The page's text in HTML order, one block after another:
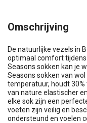
Omschrijving
De natuurlijke vezels in
optimaal comfort tijdens
Seasons sokken kan je
Seasons sokken van
temperatuur, houdt
van nature elastischer
elke sok zijn een
voeten zijn veilig en
ondersteund en voelen